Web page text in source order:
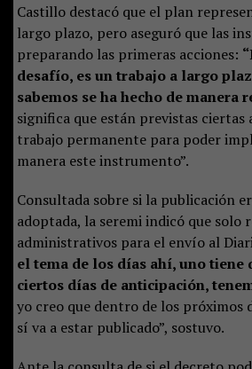
Castillo destacó que el plan
largo plazo, pero aseguró que las
preparando las primeras acciones:
desafío, es un trabajo a largo
sabemos se ha hecho de manera
significa que están previstas ciertas
trabajo permanente para poder
manera este instrumento”.
Consultada sobre si la publicación
adoptada, la seremi indicó que solo
administrativos para el envío al
el tema de los días ahí, uno tiene
ciertos días de anticipación,
yo creo que dentro de los próximos
sí va a estar publicado”, sostuvo.